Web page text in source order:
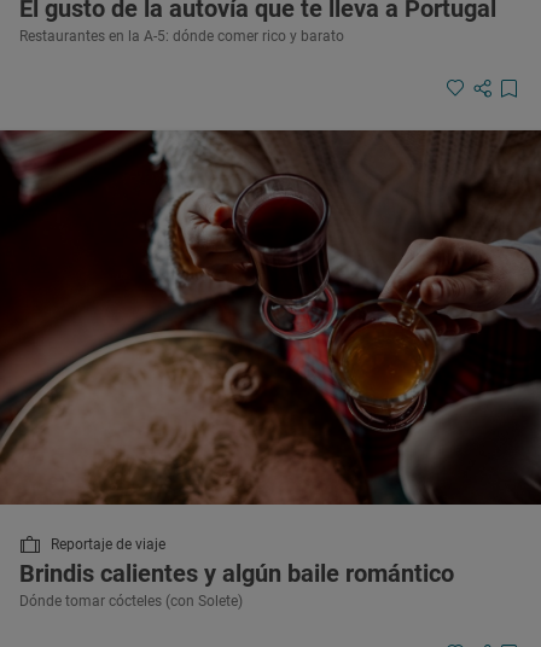
El gusto de la autovía que te lleva a Portugal
Restaurantes en la A-5: dónde comer rico y barato
Reportaje de viaje
Brindis calientes y algún baile romántico
Dónde tomar cócteles (con Solete)